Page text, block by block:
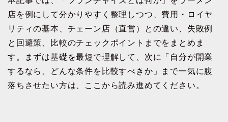
店を例にして分かりやすく整理しつつ、費用・ロイヤ
リティの基本、チェーン店（直営）との違い、失敗例
と回避策、比較のチェックポイントまでをまとめま
す。まずは基礎を最短で理解して、次に「自分が開業
するなら、どんな条件を比較すべきか」まで一気に腹
落ちさせたい方は、ここから読み進めてください。